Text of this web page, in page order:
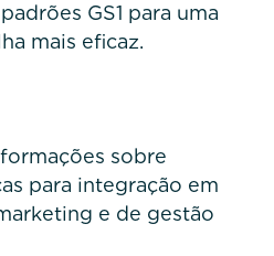
GS1 para uma
mais eficaz.
sobre
para integração em
e de gestão